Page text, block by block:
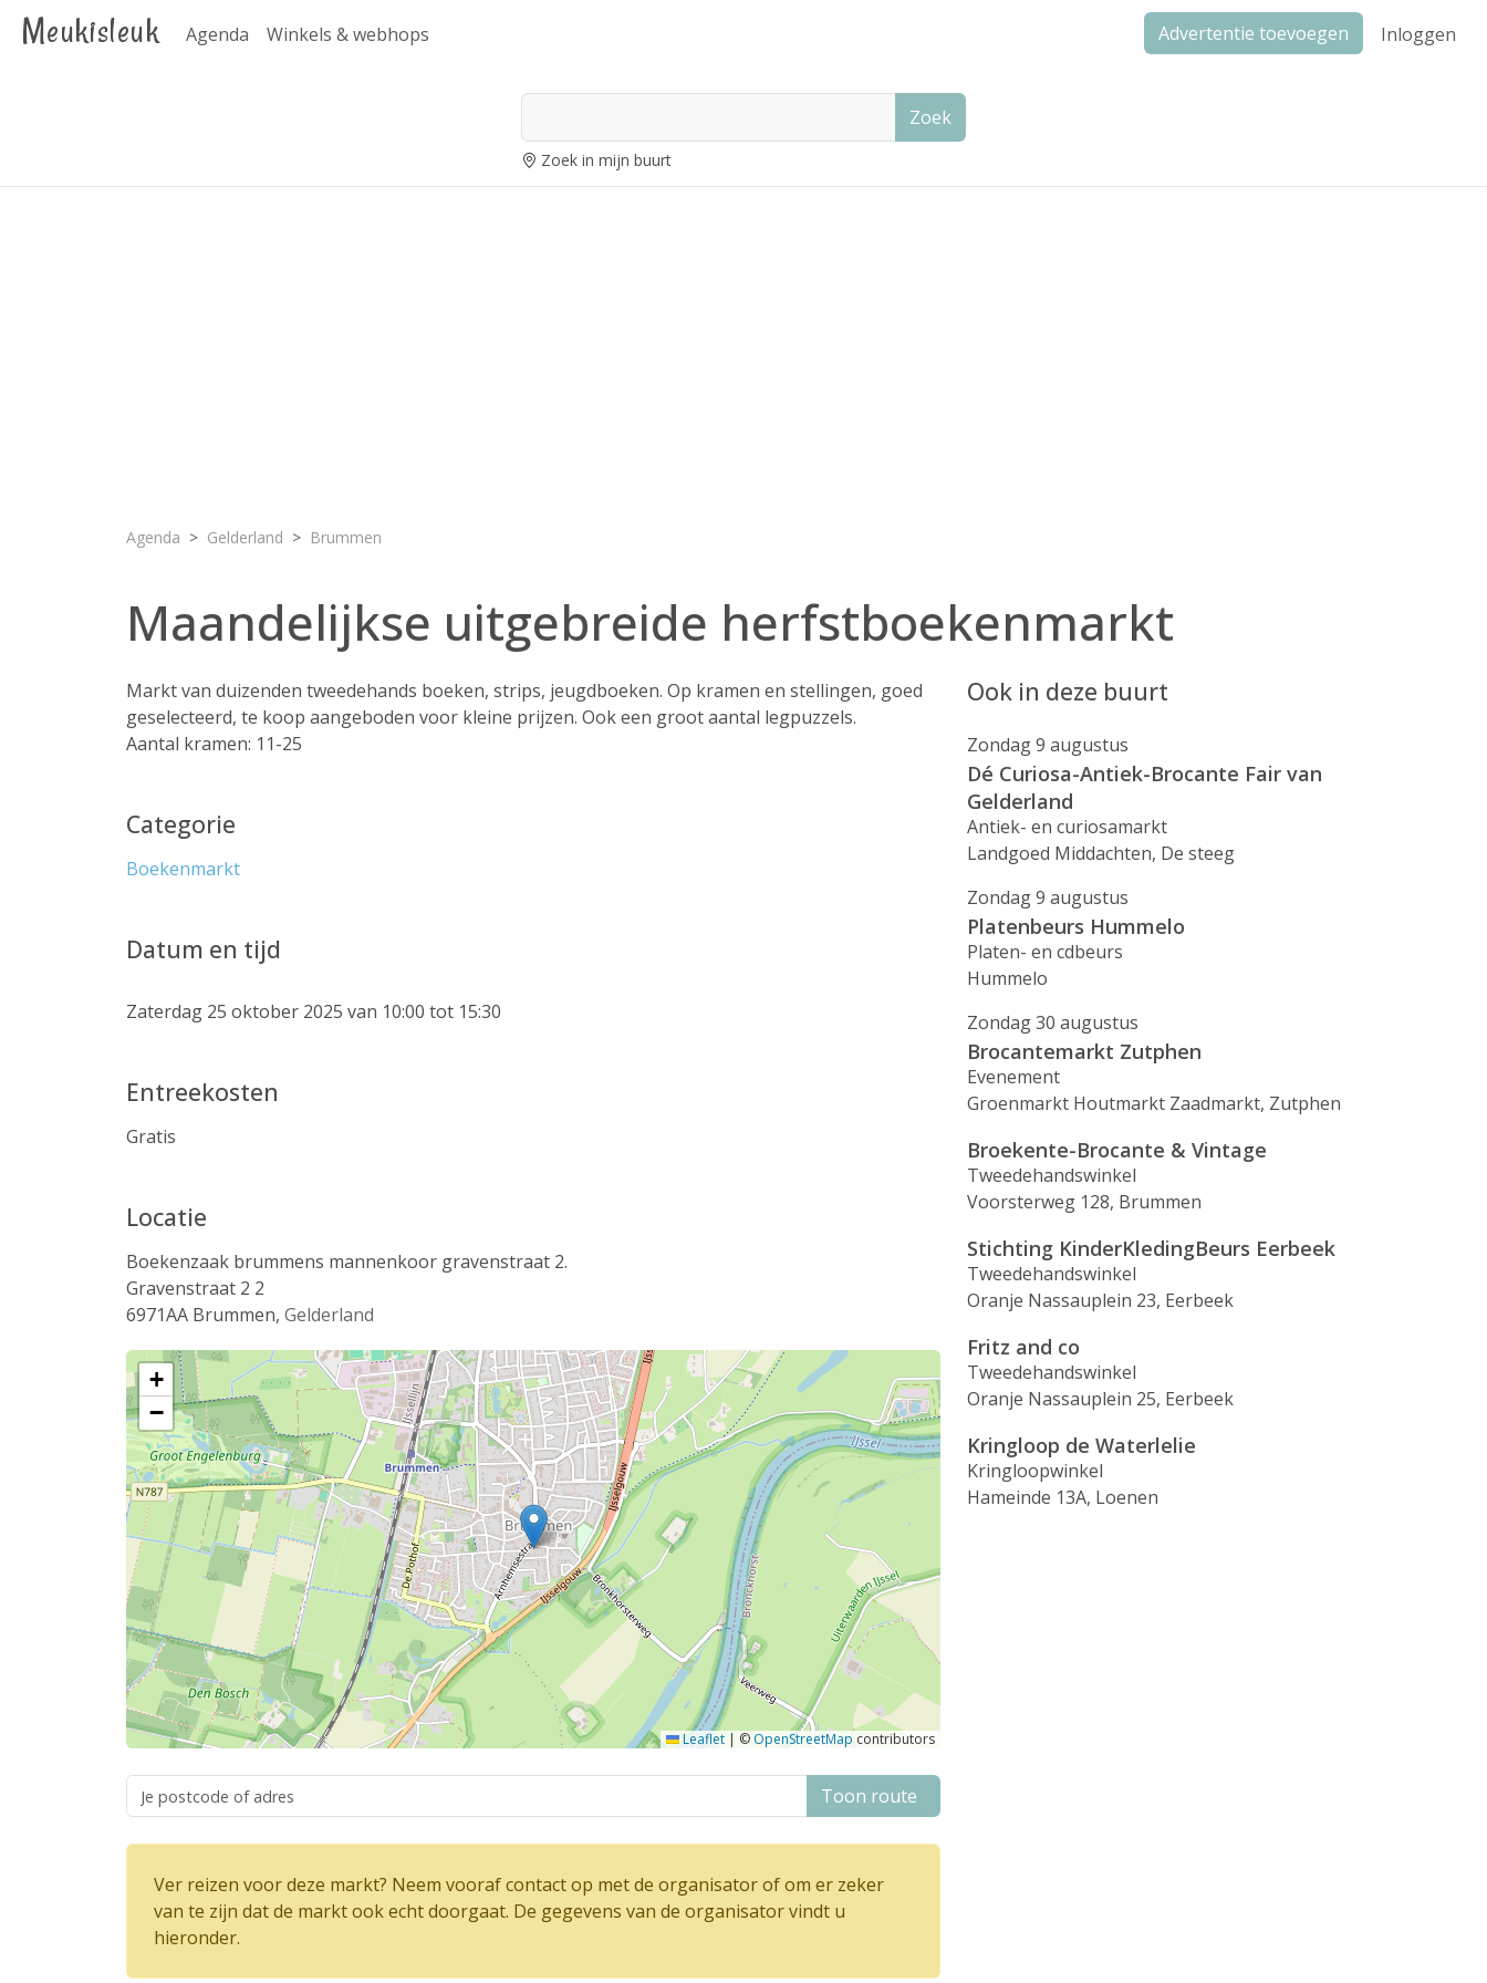
Meukisleuk Agenda Winkels & webhops Advertentie toevoegen Inloggen
Zoek
Zoek in mijn buurt
Agenda Gelderland Brummen
Maandelijkse uitgebreide herfstboekenmarkt
Markt van duizenden tweedehands boeken, strips, jeugdboeken. Op kramen en stellingen, goed
geselecteerd, te koop aangeboden voor kleine prijzen. Ook een groot aantal legpuzzels.
Aantal kramen: 11-25
Categorie
Boekenmarkt
Datum en tijd
Zaterdag 25 oktober 2025 van 10:00 tot 15:30
Entreekosten
Gratis
Locatie
Boekenzaak brummens mannenkoor gravenstraat 2.
Gravenstraat 2 2
6971AA Brummen, Gelderland
+
−
Leaflet | © OpenStreetMap contributors
Toon route
Ver reizen voor deze markt? Neem vooraf contact op met de organisator of om er zeker
van te zijn dat de markt ook echt doorgaat. De gegevens van de organisator vindt u
hieronder.
Ook in deze buurt
Zondag 9 augustus
Dé Curiosa-Antiek-Brocante Fair van
Gelderland
Antiek- en curiosamarkt
Landgoed Middachten, De steeg
Zondag 9 augustus
Platenbeurs Hummelo
Platen- en cdbeurs
Hummelo
Zondag 30 augustus
Brocantemarkt Zutphen
Evenement
Groenmarkt Houtmarkt Zaadmarkt, Zutphen
Broekente-Brocante & Vintage
Tweedehandswinkel
Voorsterweg 128, Brummen
Stichting KinderKledingBeurs Eerbeek
Tweedehandswinkel
Oranje Nassauplein 23, Eerbeek
Fritz and co
Tweedehandswinkel
Oranje Nassauplein 25, Eerbeek
Kringloop de Waterlelie
Kringloopwinkel
Hameinde 13A, Loenen